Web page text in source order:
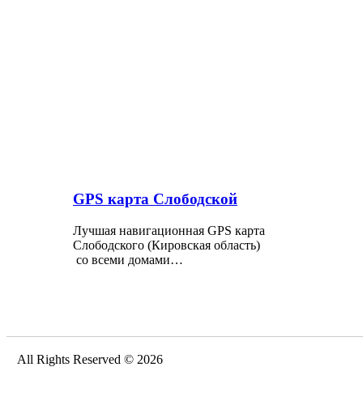
GPS карта Слободской
Лучшая навигационная GPS карта
Слободского (Кировская область)
со всеми домами…
All Rights Reserved © 2026